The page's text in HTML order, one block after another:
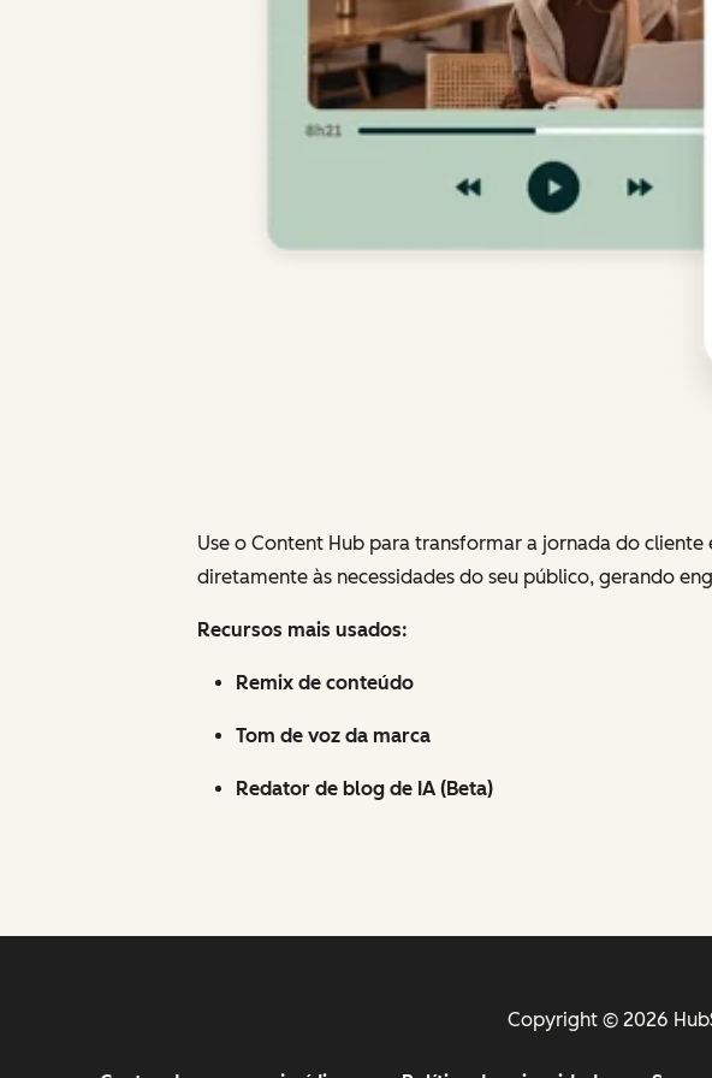
Use o Content Hub para transformar a jornada do
diretamente às necessidades do seu público, gerando
Recursos mais usados:
Remix de conteúdo
Tom de voz da marca
Redator de blog de IA (Beta)
Copyright © 2026